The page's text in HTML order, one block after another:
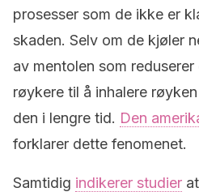
prosesser som de ikke er
skaden. Selv om de kjøler
av mentolen som
røykere til å inhalere
den i lengre tid. Den
forklarer dette fenomenet.
Samtidig indikerer studier at